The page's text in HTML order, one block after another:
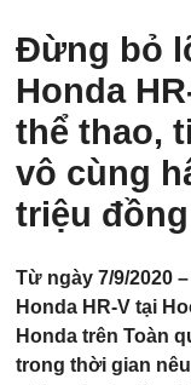
Đừng bỏ
Honda
thể thao,
vô cùng
triệu đồng
Từ ngày 7/9/2020
Honda HR-V tại
Honda trên Toàn
trong thời gian